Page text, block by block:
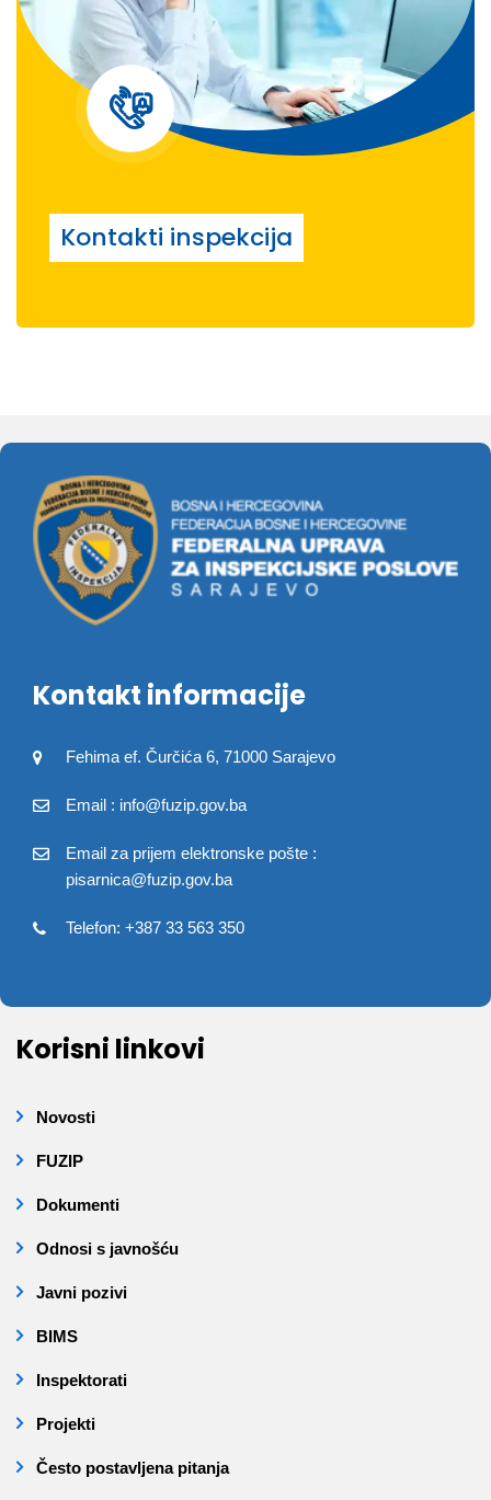
Kontakti inspekcija
Kontakt informacije
Fehima ef. Čurčića 6, 71000 Sarajevo
Email : info@fuzip.gov.ba
Email za prijem elektronske pošte :
pisarnica@fuzip.gov.ba
Telefon: +387 33 563 350
Korisni linkovi
Novosti
FUZIP
Dokumenti
Odnosi s javnošću
Javni pozivi
BIMS
Inspektorati
Projekti
Često postavljena pitanja